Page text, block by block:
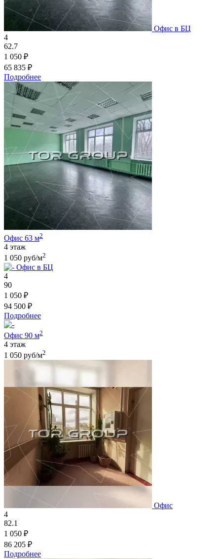
Офис в БЦ
4
62.7
1 050 ₽
65 835 ₽
Подробнее
Офис 63 м2
4 этаж
1 050 руб/м2
Офис в БЦ
4
90
1 050 ₽
94 500 ₽
Подробнее
Офис 90 м2
4 этаж
1 050 руб/м2
Офис
4
82.1
1 050 ₽
86 205 ₽
Подробнее